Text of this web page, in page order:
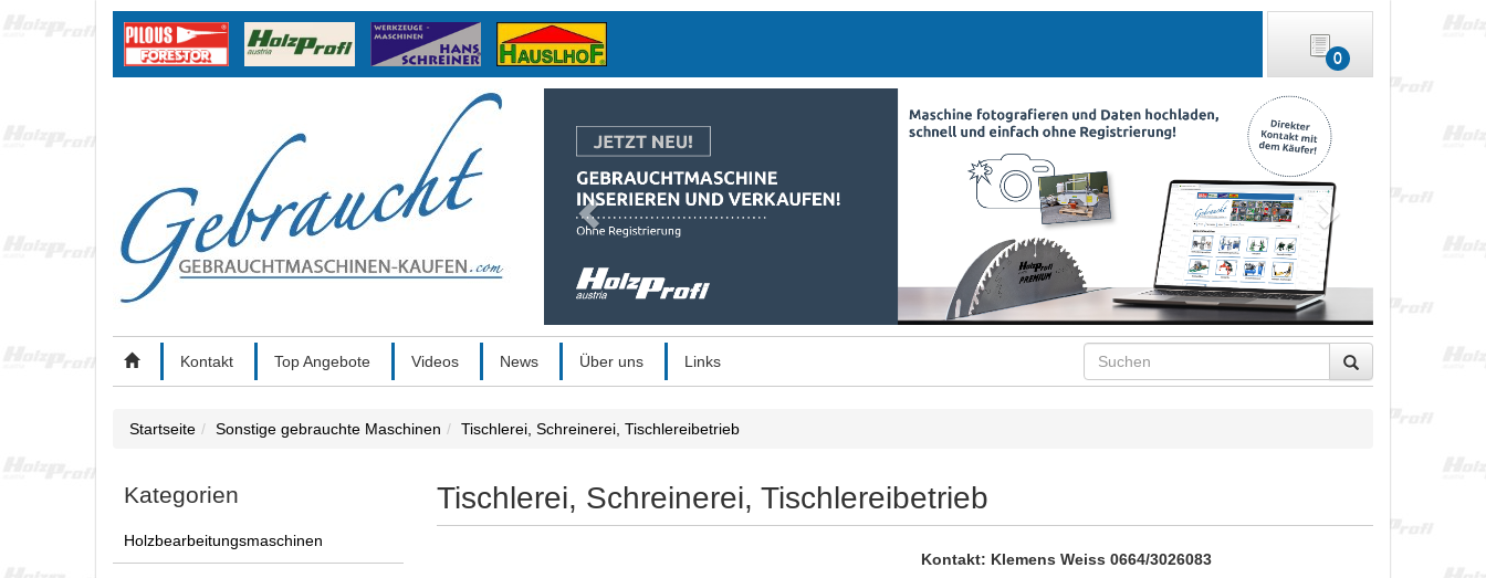
0
Kontakt Top Angebote Videos News Über uns Links Search
Startseite Sonstige gebrauchte Maschinen Tischlerei, Schreinerei, Tischlereibetrieb
Kategorien
Holzbearbeitungsmaschinen
Tischlerei, Schreinerei, Tischlereibetrieb
Kontakt: Klemens Weiss 0664/3026083